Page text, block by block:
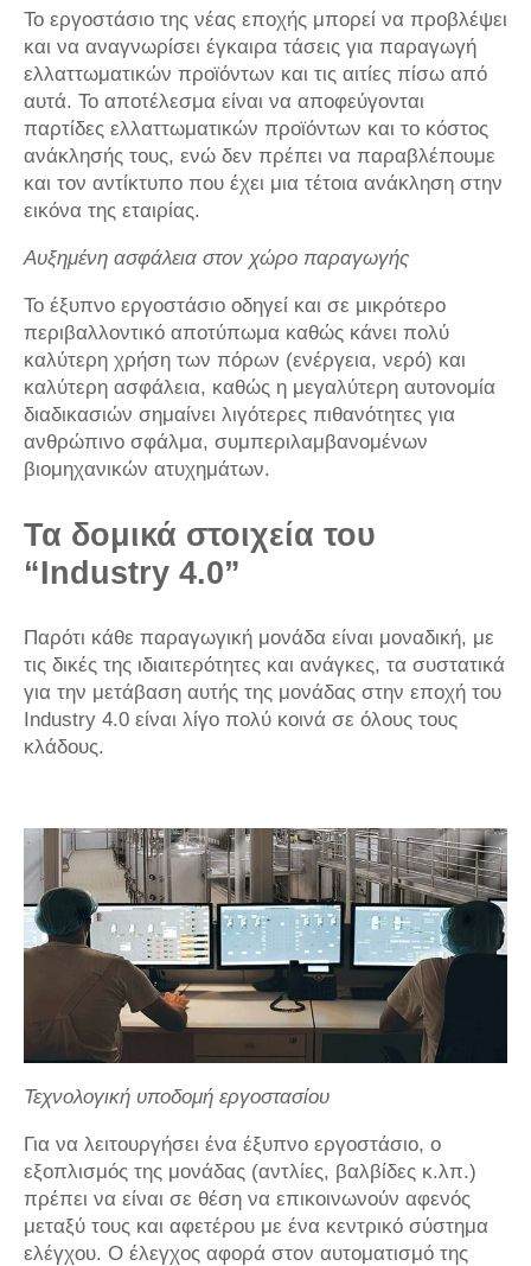
Το εργοστάσιο της νέας εποχής μπορεί να προβλέψει
και να αναγνωρίσει έγκαιρα τάσεις για παραγωγή
ελλαττωματικών προϊόντων και τις αιτίες πίσω από
αυτά. Το αποτέλεσμα είναι να αποφεύγονται
παρτίδες ελλαττωματικών προϊόντων και το κόστος
ανάκλησής τους, ενώ δεν πρέπει να παραβλέπουμε
και τον αντίκτυπο που έχει μια τέτοια ανάκληση στην
εικόνα της εταιρίας.
Αυξημένη ασφάλεια στον χώρο παραγωγής
Το έξυπνο εργοστάσιο οδηγεί και σε μικρότερο
περιβαλλοντικό αποτύπωμα καθώς κάνει πολύ
καλύτερη χρήση των πόρων (ενέργεια, νερό) και
καλύτερη ασφάλεια, καθώς η μεγαλύτερη αυτονομία
διαδικασιών σημαίνει λιγότερες πιθανότητες για
ανθρώπινο σφάλμα, συμπεριλαμβανομένων
βιομηχανικών ατυχημάτων.
Τα δομικά στοιχεία του
“Industry 4.0”
Παρότι κάθε παραγωγική μονάδα είναι μοναδική, με
τις δικές της ιδιαιτερότητες και ανάγκες, τα συστατικά
για την μετάβαση αυτής της μονάδας στην εποχή του
Industry 4.0 είναι λίγο πολύ κοινά σε όλους τους
κλάδους.
Τεχνολογική υποδομή εργοστασίου
Για να λειτουργήσει ένα έξυπνο εργοστάσιο, o
εξοπλισμός της μονάδας (αντλίες, βαλβίδες κ.λπ.)
πρέπει να είναι σε θέση να επικοινωνούν αφενός
μεταξύ τους και αφετέρου με ένα κεντρικό σύστημα
ελέγχου. Ο έλεγχος αφορά στον αυτοματισμό της